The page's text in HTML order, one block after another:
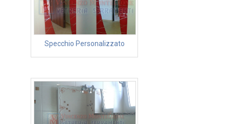
Specchio Personalizzato